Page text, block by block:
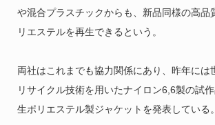
や混合プラスチックからも、新品同様の高品
リエステルを再生できるという。
両社はこれまでも協力関係にあり、昨年には
リサイクル技術を用いたナイロン6,6製の試
生ポリエステル製ジャケットを発表している。